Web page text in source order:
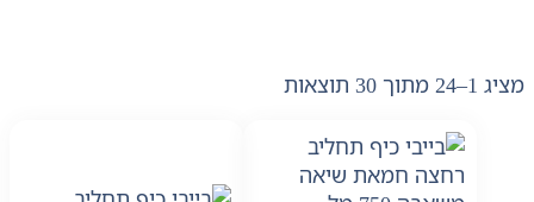
מציג 1–24 מתוך 30 תוצאות